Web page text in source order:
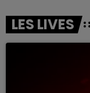
LES LIVES